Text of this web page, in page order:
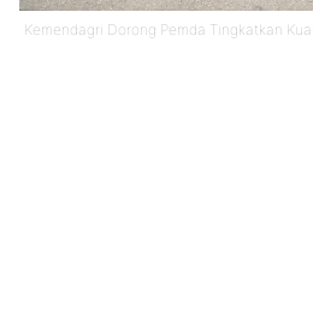
Kemendagri Dorong Pemda Tingkatkan